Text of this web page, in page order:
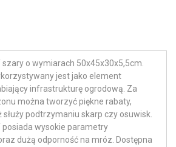
szary o wymiarach 50x45x30x5,5cm.
jest jako element
infrastrukturę ogrodową. Za
można tworzyć piękne rabaty,
podtrzymaniu skarp czy osuwisk.
posiada wysokie parametry
dużą odporność na mróz. Dostępna